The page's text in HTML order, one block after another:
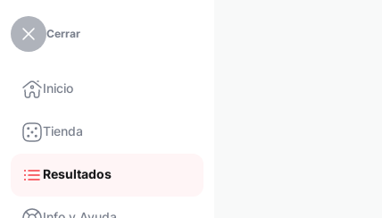
Cerrar
Inicio
Tienda
Resultados